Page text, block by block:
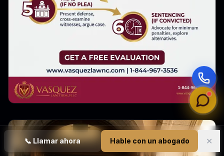
📞 Llamar ahora Hable con un abogado ✕